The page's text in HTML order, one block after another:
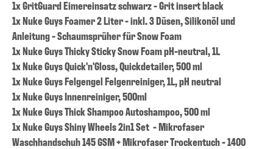
1x GritGuard Eimereinsatz schwarz - Grit insert black
1x Nuke Guys Foamer 2 Liter - inkl. 3 Düsen, Silikonöl und
Anleitung - Schaumsprüher für Snow Foam
1x Nuke Guys Thicky Sticky Snow Foam pH-neutral, 1L
1x Nuke Guys Quick'n'Gloss, Quickdetailer, 500 ml
1x Nuke Guys Felgengel Felgenreiniger, 1L, pH neutral
1x Nuke Guys Innenreiniger, 500ml
1x Nuke Guys Thick Shampoo Autoshampoo, 500 ml
1x Nuke Guys Shiny Wheels 2in1 Set - Mikrofaser
Waschhandschuh 145 GSM + Mikrofaser Trockentuch - 1400